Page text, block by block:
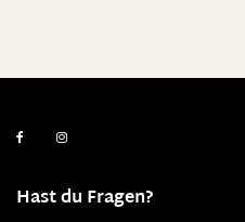
Hast du Fragen?